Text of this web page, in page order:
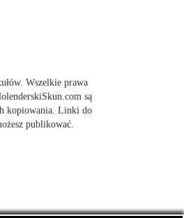
Wszelkie prawa
są
kopiowania. Linki do
publikować.